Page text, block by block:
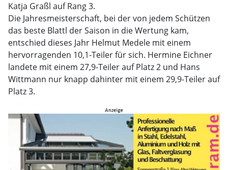
Katja Graßl auf Rang 3.
Die Jahresmeisterschaft, bei der von jedem Schützen
das beste Blattl der Saison in die Wertung kam,
entschied dieses Jahr Helmut Medele mit einem
hervorragenden 10,1-Teiler für sich. Hermine Eichner
landete mit einem 27,9-Teiler auf Platz 2 und Hans
Wittmann nur knapp dahinter mit einem 29,9-Teiler auf
Platz 3.